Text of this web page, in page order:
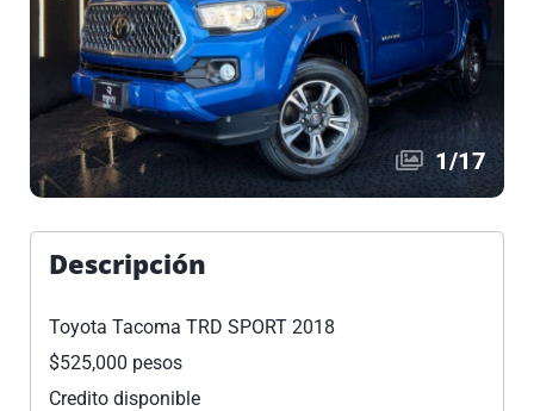
1/17
Descripción
Toyota Tacoma TRD SPORT 2018
$525,000 pesos
Credito disponible